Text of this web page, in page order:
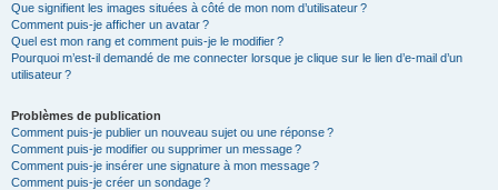
Que signifient les images situées à côté de mon nom d’utilisateur ?
Comment puis-je afficher un avatar ?
Quel est mon rang et comment puis-je le modifier ?
Pourquoi m’est-il demandé de me connecter lorsque je clique sur le lien d’e-mail d’un
utilisateur ?
Problèmes de publication
Comment puis-je publier un nouveau sujet ou une réponse ?
Comment puis-je modifier ou supprimer un message ?
Comment puis-je insérer une signature à mon message ?
Comment puis-je créer un sondage ?